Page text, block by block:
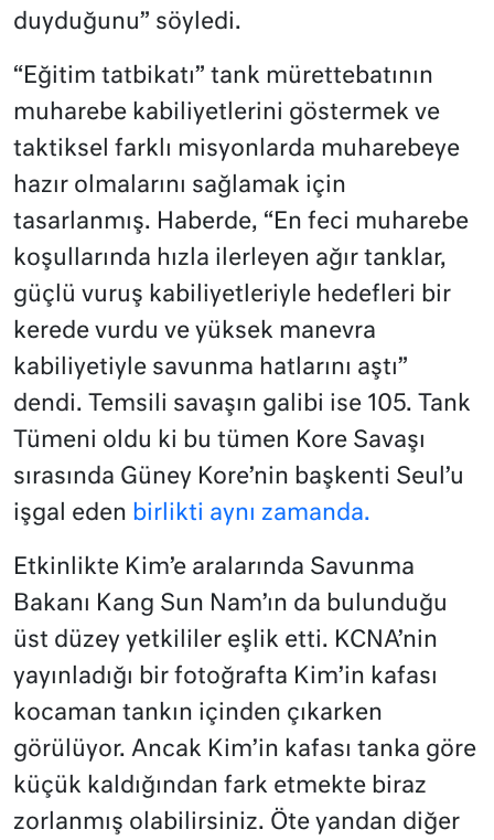
duyduğunu” söyledi.
“Eğitim tatbikatı” tank mürettebatının
muharebe kabiliyetlerini göstermek ve
taktiksel farklı misyonlarda muharebeye
hazır olmalarını sağlamak için
tasarlanmış. Haberde, “En feci muharebe
koşullarında hızla ilerleyen ağır tanklar,
güçlü vuruş kabiliyetleriyle hedefleri bir
kerede vurdu ve yüksek manevra
kabiliyetiyle savunma hatlarını aştı”
dendi. Temsili savaşın galibi ise 105. Tank
Tümeni oldu ki bu tümen Kore Savaşı
sırasında Güney Kore’nin başkenti Seul’u
işgal eden birlikti aynı zamanda.
Etkinlikte Kim’e aralarında Savunma
Bakanı Kang Sun Nam’ın da bulunduğu
üst düzey yetkililer eşlik etti. KCNA’nin
yayınladığı bir fotoğrafta Kim’in kafası
kocaman tankın içinden çıkarken
görülüyor. Ancak Kim’in kafası tanka göre
küçük kaldığından fark etmekte biraz
zorlanmış olabilirsiniz. Öte yandan diğer